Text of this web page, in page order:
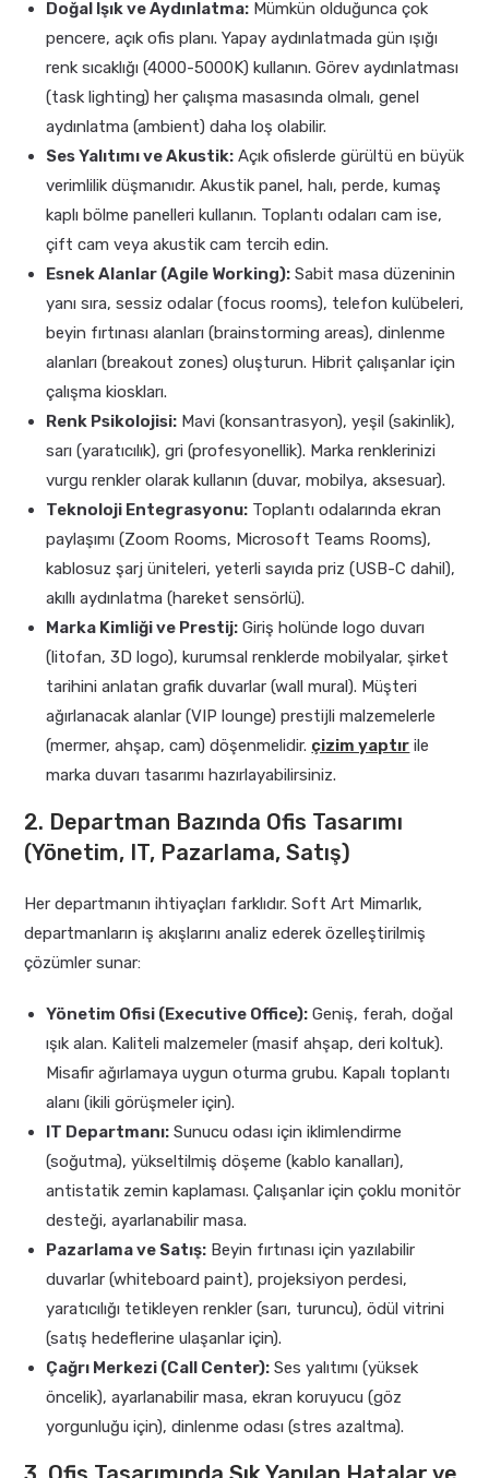
Doğal Işık ve Aydınlatma: Mümkün olduğunca çok
pencere, açık ofis planı. Yapay aydınlatmada gün ışığı
renk sıcaklığı (4000-5000K) kullanın. Görev aydınlatması
(task lighting) her çalışma masasında olmalı, genel
aydınlatma (ambient) daha loş olabilir.
Ses Yalıtımı ve Akustik: Açık ofislerde gürültü en büyük
verimlilik düşmanıdır. Akustik panel, halı, perde, kumaş
kaplı bölme panelleri kullanın. Toplantı odaları cam ise,
çift cam veya akustik cam tercih edin.
Esnek Alanlar (Agile Working): Sabit masa düzeninin
yanı sıra, sessiz odalar (focus rooms), telefon kulübeleri,
beyin fırtınası alanları (brainstorming areas), dinlenme
alanları (breakout zones) oluşturun. Hibrit çalışanlar için
çalışma kioskları.
Renk Psikolojisi: Mavi (konsantrasyon), yeşil (sakinlik),
sarı (yaratıcılık), gri (profesyonellik). Marka renklerinizi
vurgu renkler olarak kullanın (duvar, mobilya, aksesuar).
Teknoloji Entegrasyonu: Toplantı odalarında ekran
paylaşımı (Zoom Rooms, Microsoft Teams Rooms),
kablosuz şarj üniteleri, yeterli sayıda priz (USB-C dahil),
akıllı aydınlatma (hareket sensörlü).
Marka Kimliği ve Prestij: Giriş holünde logo duvarı
(litofan, 3D logo), kurumsal renklerde mobilyalar, şirket
tarihini anlatan grafik duvarlar (wall mural). Müşteri
ağırlanacak alanlar (VIP lounge) prestijli malzemelerle
(mermer, ahşap, cam) döşenmelidir. çizim yaptır ile
marka duvarı tasarımı hazırlayabilirsiniz.
2. Departman Bazında Ofis Tasarımı
(Yönetim, IT, Pazarlama, Satış)
Her departmanın ihtiyaçları farklıdır. Soft Art Mimarlık,
departmanların iş akışlarını analiz ederek özelleştirilmiş
çözümler sunar:
Yönetim Ofisi (Executive Office): Geniş, ferah, doğal
ışık alan. Kaliteli malzemeler (masif ahşap, deri koltuk).
Misafir ağırlamaya uygun oturma grubu. Kapalı toplantı
alanı (ikili görüşmeler için).
IT Departmanı: Sunucu odası için iklimlendirme
(soğutma), yükseltilmiş döşeme (kablo kanalları),
antistatik zemin kaplaması. Çalışanlar için çoklu monitör
desteği, ayarlanabilir masa.
Pazarlama ve Satış: Beyin fırtınası için yazılabilir
duvarlar (whiteboard paint), projeksiyon perdesi,
yaratıcılığı tetikleyen renkler (sarı, turuncu), ödül vitrini
(satış hedeflerine ulaşanlar için).
Çağrı Merkezi (Call Center): Ses yalıtımı (yüksek
öncelik), ayarlanabilir masa, ekran koruyucu (göz
yorgunluğu için), dinlenme odası (stres azaltma).